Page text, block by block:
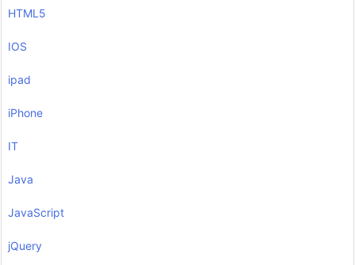
HTML5
IOS
ipad
iPhone
IT
Java
JavaScript
jQuery